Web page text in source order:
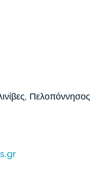
Πελοπόννησος